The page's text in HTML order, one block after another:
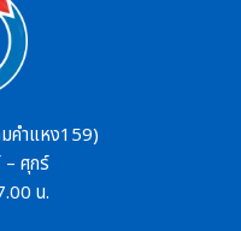
คำแหง159)
– ศุกร์
น.